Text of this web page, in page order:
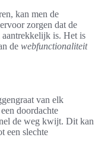
kan men de
zorgen dat de
is. Het is
de webfunctionaliteit
van elk
doordachte
de weg kwijt. Dit kan
een slechte